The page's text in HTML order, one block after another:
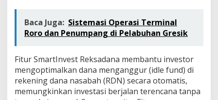
Baca Juga: Sistemasi Operasi Terminal
Roro dan Penumpang di Pelabuhan Gresik
Fitur SmartInvest Reksadana membantu investor
mengoptimalkan dana menganggur (idle fund) di
rekening dana nasabah (RDN) secara otomatis,
memungkinkan investasi berjalan terencana tanpa